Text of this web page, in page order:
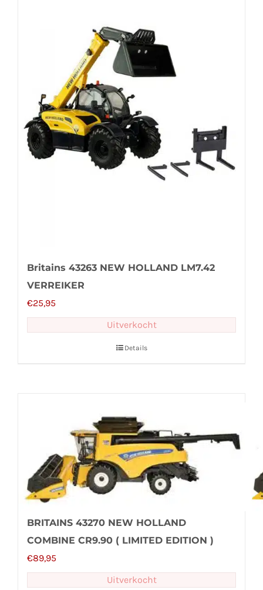
Britains 43263 NEW HOLLAND LM7.42
VERREIKER
€25,95
Uitverkocht
Details
BRITAINS 43270 NEW HOLLAND
COMBINE CR9.90 ( LIMITED EDITION )
€89,95
Uitverkocht